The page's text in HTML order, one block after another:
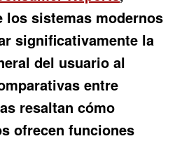
los sistemas modernos
significativamente la
del usuario al
entre
resaltan cómo
ofrecen funciones